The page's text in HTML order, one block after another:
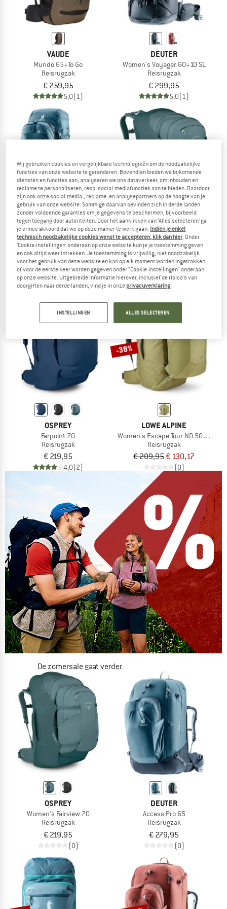
VAUDE
Mundo 65+To Go
Reisrugzak
€ 259,95
5,0(1)
DEUTER
Women's Voyager 60+10 SL
Reisrugzak
€ 299,95
5,0(1)
DEUTER
Voyager 65+10
Reisrugzak
€ 299,95
5,0(2)
tot -15%
OSPREY
Women's Fairview 55
Reisrugzak
€ 199,95vanaf € 169,96
4,7(3)
OSPREY
Farpoint 70
Reisrugzak
€ 219,95
4,0(2)
-38%
LOWE ALPINE
Women's Escape Tour ND 50+15
Reisrugzak
€ 209,95€ 130,17
(0)
De zomersale gaat verder
NU TOT MAAR LIEFST -50%
NAAR DE SALE
OSPREY
Women's Fairview 70
Reisrugzak
€ 219,95
(0)
DEUTER
Access Pro 65
Reisrugzak
€ 279,95
(0)
Wij gebruiken cookies en vergelijkbare technologieën om de noodzakelijke
functies van onze website te garanderen. Bovendien bieden we bijkomende
diensten en functies aan, analyseren we ons dataverkeer, om inhouden en
reclame te personaliseren, resp. social-mediafuncties aan te bieden. Daardoor
zijn ook onze social-media-, reclame- en analysepartners op de hoogte van je
gebruik van onze website. Sommige daarvan bevinden zich in derde landen
zonder voldoende garanties om je gegevens te beschermen, bijvoorbeeld
tegen toegang door autoriteiten. Door het aanklikken van ‘Alles selecteren’ ga
je ermee akkoord dat we op deze manier te werk gaan. Indien je enkel
technisch noodzakelijke cookies wenst te accepteren, klik dan hier . Onder
‘Cookie-instellingen’ onderaan op onze website kun je je toestemming geven
en ook altijd weer intrekken. Je toestemming is vrijwillig, niet noodzakelijk
voor het gebruik van deze website en kan op elk moment worden ingetrokken
of voor de eerste keer worden gegeven onder "Cookie-instellingen" onderaan
op onze website. Uitgebreide informatie hierover, inclusief de risico's van
doorgiften naar derde landen, vind je in onze privacyverklaring
INSTELLINGEN ALLES SELECTEREN